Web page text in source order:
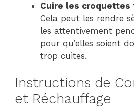
Cuire les
Cela peut les rendre
les attentivement
pour qu’elles soient
trop cuites.
Instructions de
et Réchauffage